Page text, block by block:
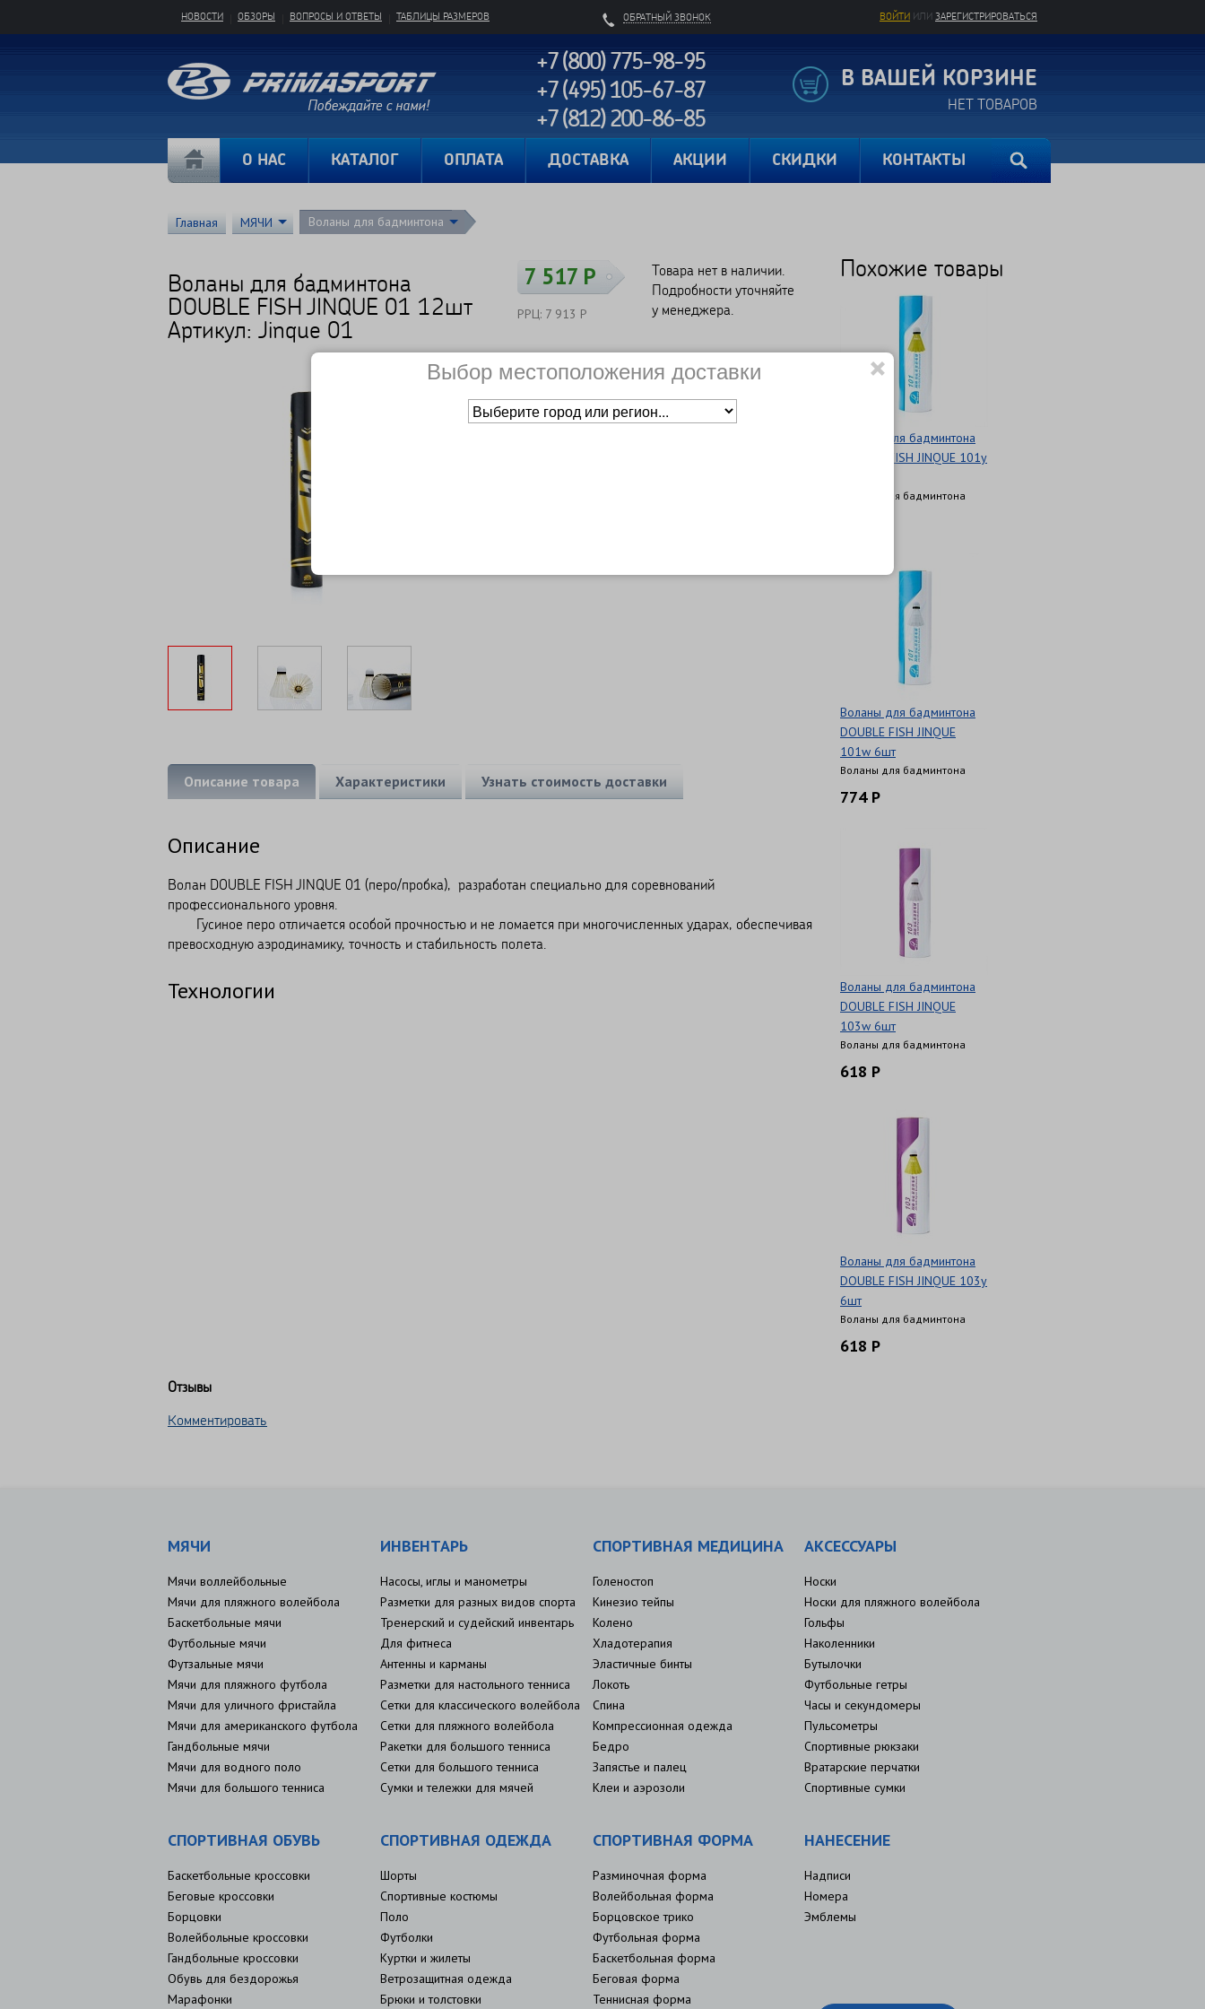
ОБРАТНЫЙ ЗВОНОК ВОЙТИ ИЛИ ЗАРЕГИСТРИРОВАТЬСЯ
НОВОСТИ ОБЗОРЫ ВОПРОСЫ И ОТВЕТЫ ТАБЛИЦЫ РАЗМЕРОВ
+7 (800) 775-98-95
+7 (495) 105-67-87
+7 (812) 200-86-85
В ВАШЕЙ КОРЗИНЕ
НЕТ ТОВАРОВ
О НАС КАТАЛОГ ОПЛАТА ДОСТАВКА АКЦИИ СКИДКИ КОНТАКТЫ
Главная МЯЧИ Воланы для бадминтона
Воланы для бадминтона
DOUBLE FISH JINQUE 01 12шт
Артикул: Jinque 01
7 517 Р
РРЦ: 7 913 Р
Товара нет в наличии.
Подробности уточняйте
у менеджера.
Сравнить Нет в наличии
Основное о товаре
Описание товара Характеристики Узнать стоимость доставки
Описание
Волан DOUBLE FISH JINQUE 01 (перо/пробка), разработан специально для соревнований
профессионального уровня.
Гусиное перо отличается особой прочностью и не ломается при многочисленных ударах, обеспечивая
превосходную аэродинамику, точность и стабильность полета.
Технологии
Похожие товары
Воланы для бадминтона
DOUBLE FISH JINQUE 101y
Воланы для бадминтона
Воланы для бадминтона
DOUBLE FISH JINQUE
101w 6шт
Воланы для бадминтона
774 Р
Воланы для бадминтона
DOUBLE FISH JINQUE
103w 6шт
Воланы для бадминтона
618 Р
Воланы для бадминтона
DOUBLE FISH JINQUE 103y
6шт
Воланы для бадминтона
618 Р
Отзывы
Комментировать
МЯЧИ
Мячи воллейбольные
Мячи для пляжного волейбола
Баскетбольные мячи
Футбольные мячи
Футзальные мячи
Мячи для пляжного футбола
Мячи для уличного фристайла
Мячи для американского футбола
Гандбольные мячи
Мячи для водного поло
Мячи для большого тенниса
ИНВЕНТАРЬ
Насосы, иглы и манометры
Разметки для разных видов спорта
Тренерский и судейский инвентарь
Для фитнеса
Антенны и карманы
Разметки для настольного тенниса
Сетки для классического волейбола
Сетки для пляжного волейбола
Ракетки для большого тенниса
Сетки для большого тенниса
Сумки и тележки для мячей
СПОРТИВНАЯ МЕДИЦИНА
Голеностоп
Кинезио тейпы
Колено
Хладотерапия
Эластичные бинты
Локоть
Спина
Компрессионная одежда
Бедро
Запястье и палец
Клеи и аэрозоли
АКСЕССУАРЫ
Носки
Носки для пляжного волейбола
Гольфы
Наколенники
Бутылочки
Футбольные гетры
Часы и секундомеры
Пульсометры
Спортивные рюкзаки
Вратарские перчатки
Спортивные сумки
СПОРТИВНАЯ ОБУВЬ
Баскетбольные кроссовки
Беговые кроссовки
Борцовки
Волейбольные кроссовки
Гандбольные кроссовки
Обувь для бездорожья
Марафонки
СПОРТИВНАЯ ОДЕЖДА
Шорты
Спортивные костюмы
Поло
Футболки
Куртки и жилеты
Ветрозащитная одежда
Брюки и толстовки
СПОРТИВНАЯ ФОРМА
Разминочная форма
Волейбольная форма
Борцовское трико
Футбольная форма
Баскетбольная форма
Беговая форма
Теннисная форма
НАНЕСЕНИЕ
Надписи
Номера
Эмблемы
Выбор местоположения доставки